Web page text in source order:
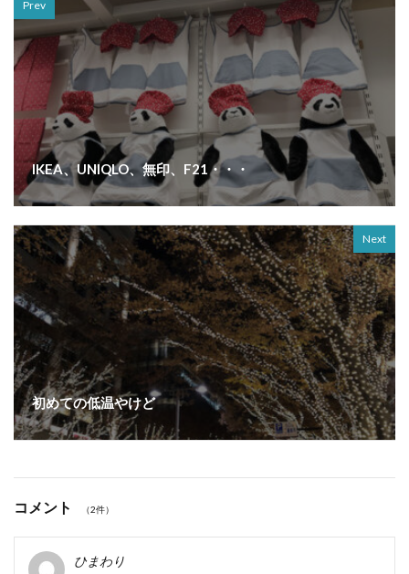
Prev
IKEA、UNIQLO、無印、F21・・・
Next
初めての低温やけど
コメント （2件）
ひまわり